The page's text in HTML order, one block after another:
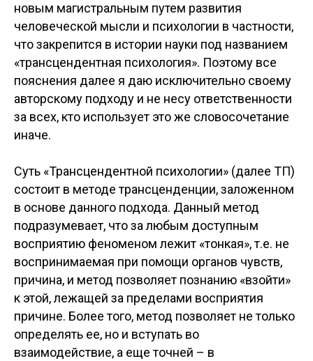
новым магистральным путем развития
человеческой мысли и психологии в частности,
что закрепится в истории науки под названием
«трансцендентная психология». Поэтому все
пояснения далее я даю исключительно своему
авторскому подходу и не несу ответственности
за всех, кто использует это же словосочетание
иначе.
Суть «Трансцендентной психологии» (далее ТП)
состоит в методе трансценденции, заложенном
в основе данного подхода. Данный метод
подразумевает, что за любым доступным
восприятию феноменом лежит «тонкая», т.е. не
воспринимаемая при помощи органов чувств,
причина, и метод позволяет познанию «взойти»
к этой, лежащей за пределами восприятия
причине. Более того, метод позволяет не только
определять ее, но и вступать во
взаимодействие, а еще точней – в